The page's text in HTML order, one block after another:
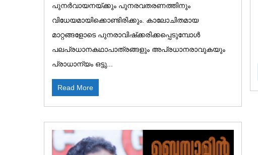
പുനര്‍വായനയ്ക്കും പുനരവതരണത്തിനും
വിധേയമായിക്കൊണ്ടിരിക്കും. കാലോചിതമായ
മാറ്റങ്ങളോടെ പുനരാവിഷ്‌ക്കരിക്കപ്പെടുമ്പോള്‍
പലപ്രധാനകഥാപാത്രങ്ങളും അപ്രധാനരാവുകയും
പ്രാധാന്യം ഒട്ടു...
Read More